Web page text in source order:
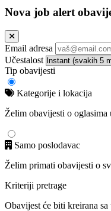
Nova job alert
Email adresa
Učestalost
Tip obavijesti
Kategorije i lokacija
Želim obavijesti o
Samo poslodavac
Želim primati obavijesti o
Kriteriji pretrage
Obavijest će biti kreirana